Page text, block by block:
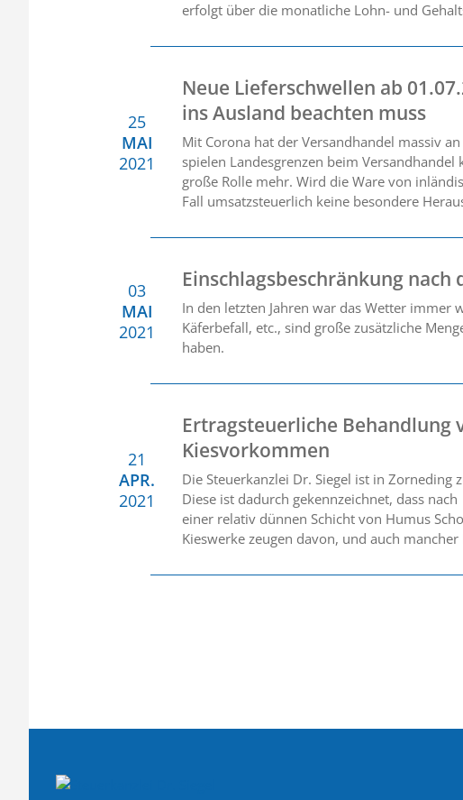
erfolgt über die monatliche Lohn- und
25
MAI
2021
Neue Lieferschwellen ab
ins Ausland beachten muss
Mit Corona hat der Versandhandel massiv
spielen Landesgrenzen beim Versandhandel
große Rolle mehr. Wird die Ware von
Fall umsatzsteuerlich keine besondere
03
MAI
2021
Einschlagsbeschränkung
In den letzten Jahren war das Wetter immer
Käferbefall, etc., sind große zusätzliche
haben.
21
APR.
2021
Ertragsteuerliche Behandlung
Kiesvorkommen
Die Steuerkanzlei Dr. Siegel ist in
Diese ist dadurch gekennzeichnet, dass nach
einer relativ dünnen Schicht von Humus
Kieswerke zeugen davon, und auch